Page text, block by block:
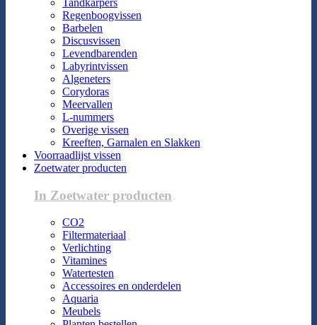
Tandkarpers
Regenboogvissen
Barbelen
Discusvissen
Levendbarenden
Labyrintvissen
Algeneters
Corydoras
Meervallen
L-nummers
Overige vissen
Kreeften, Garnalen en Slakken
Voorraadlijst vissen
Zoetwater producten
In Zoetwater producten
CO2
Filtermateriaal
Verlichting
Vitamines
Watertesten
Accessoires en onderdelen
Aquaria
Meubels